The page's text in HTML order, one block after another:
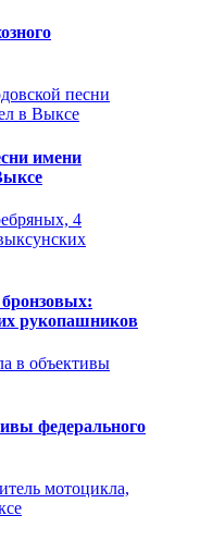
имени
рукопашников
федерального